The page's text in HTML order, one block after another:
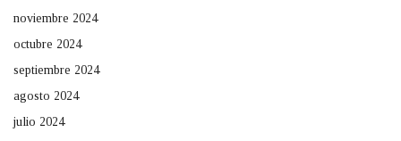
noviembre 2024
octubre 2024
septiembre 2024
agosto 2024
julio 2024